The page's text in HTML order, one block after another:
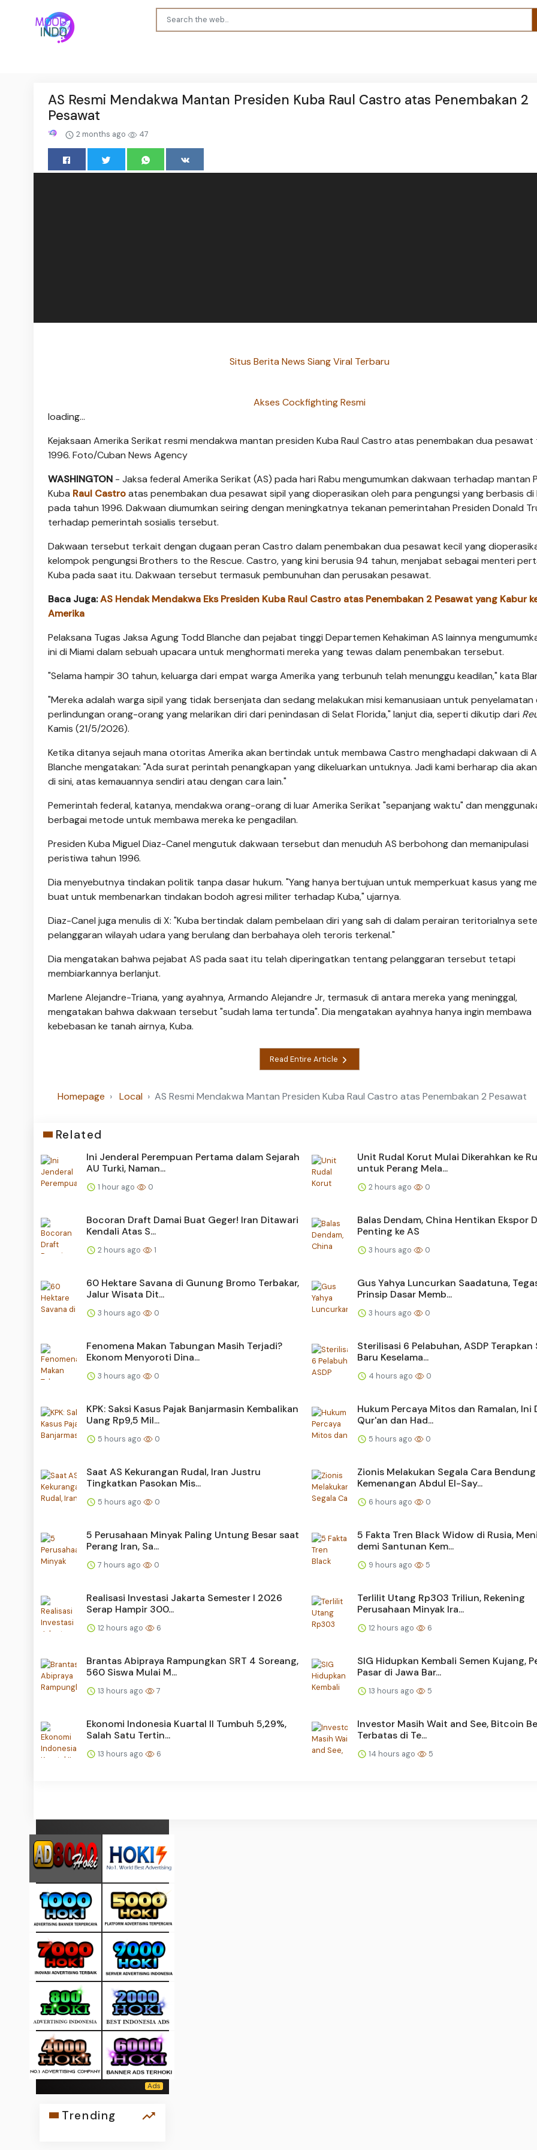
AS Resmi Mendakwa Mantan Presiden Kuba Raul Castro atas Penembakan 2
Pesawat
2 months ago 47
Situs Berita News Siang Viral Terbaru
Akses Cockfighting Resmi
loading...
Kejaksaan Amerika Serikat resmi mendakwa mantan presiden Kuba Raul Castro atas penembakan dua pesawat
1996. Foto/Cuban News Agency
WASHINGTON - Jaksa federal Amerika Serikat (AS) pada hari Rabu mengumumkan dakwaan terhadap mantan
Kuba Raul Castroatas penembakan dua pesawat sipil yang dioperasikan oleh para pengungsi yang berbasis di
pada tahun 1996. Dakwaan diumumkan seiring dengan meningkatnya tekanan pemerintahan Presiden Donald
terhadap pemerintah sosialis tersebut.
Dakwaan tersebut terkait dengan dugaan peran Castro dalam penembakan dua pesawat kecil yang
kelompok pengungsi Brothers to the Rescue. Castro, yang kini berusia 94 tahun, menjabat sebagai menteri
Kuba pada saat itu. Dakwaan tersebut termasuk pembunuhan dan perusakan pesawat.
Baca Juga:AS Hendak Mendakwa Eks Presiden Kuba Raul Castro atas Penembakan 2 Pesawat yang Kabur
Amerika
Pelaksana Tugas Jaksa Agung Todd Blanche dan pejabat tinggi Departemen Kehakiman AS lainnya
ini di Miami dalam sebuah upacara untuk menghormati mereka yang tewas dalam penembakan tersebut.
"Selama hampir 30 tahun, keluarga dari empat warga Amerika yang terbunuh telah menunggu keadilan," kata
"Mereka adalah warga sipil yang tidak bersenjata dan sedang melakukan misi kemanusiaan untuk penyelamatan
perlindungan orang-orang yang melarikan diri dari penindasan di Selat Florida," lanjut dia, seperti dikutip dari
Kamis (21/5/2026).
Ketika ditanya sejauh mana otoritas Amerika akan bertindak untuk membawa Castro menghadapi dakwaan di
Blanche mengatakan: "Ada surat perintah penangkapan yang dikeluarkan untuknya. Jadi kami berharap dia
di sini, atas kemauannya sendiri atau dengan cara lain."
Pemerintah federal, katanya, mendakwa orang-orang di luar Amerika Serikat "sepanjang waktu" dan
berbagai metode untuk membawa mereka ke pengadilan.
Presiden Kuba Miguel Diaz-Canel mengutuk dakwaan tersebut dan menuduh AS berbohong dan memanipulasi
peristiwa tahun 1996.
Dia menyebutnya tindakan politik tanpa dasar hukum. "Yang hanya bertujuan untuk memperkuat kasus yang
buat untuk membenarkan tindakan bodoh agresi militer terhadap Kuba," ujarnya.
Diaz-Canel juga menulis di X: "Kuba bertindak dalam pembelaan diri yang sah di dalam perairan teritorialnya
pelanggaran wilayah udara yang berulang dan berbahaya oleh teroris terkenal."
Dia mengatakan bahwa pejabat AS pada saat itu telah diperingatkan tentang pelanggaran tersebut tetapi
membiarkannya berlanjut.
Marlene Alejandre-Triana, yang ayahnya, Armando Alejandre Jr, termasuk di antara mereka yang meninggal,
mengatakan bahwa dakwaan tersebut "sudah lama tertunda". Dia mengatakan ayahnya hanya ingin membawa
kebebasan ke tanah airnya, Kuba.
Read Entire Article
Homepage Local AS Resmi Mendakwa Mantan Presiden Kuba Raul Castro atas Penembakan 2 Pesawat
Related
Ini Jenderal Perempuan Pertama dalam Sejarah
AU Turki, Naman...
1 hour ago 0
Unit Rudal Korut Mulai Dikerahkan ke
untuk Perang Mela...
2 hours ago 0
Bocoran Draft Damai Buat Geger! Iran Ditawari
Kendali Atas S...
2 hours ago 1
Balas Dendam, China Hentikan Ekspor
Penting ke AS
3 hours ago 0
60 Hektare Savana di Gunung Bromo Terbakar,
Jalur Wisata Dit...
3 hours ago 0
Gus Yahya Luncurkan Saadatuna,
Prinsip Dasar Memb...
3 hours ago 0
Fenomena Makan Tabungan Masih Terjadi?
Ekonom Menyoroti Dina...
3 hours ago 0
Sterilisasi 6 Pelabuhan, ASDP
Baru Keselama...
4 hours ago 0
KPK: Saksi Kasus Pajak Banjarmasin Kembalikan
Uang Rp9,5 Mil...
5 hours ago 0
Hukum Percaya Mitos dan Ramalan, Ini
Qur'an dan Had...
5 hours ago 0
Saat AS Kekurangan Rudal, Iran Justru
Tingkatkan Pasokan Mis...
5 hours ago 0
Zionis Melakukan Segala Cara Bendung
Kemenangan Abdul El-Say...
6 hours ago 0
5 Perusahaan Minyak Paling Untung Besar saat
Perang Iran, Sa...
7 hours ago 0
5 Fakta Tren Black Widow di Rusia,
demi Santunan Kem...
9 hours ago 5
Realisasi Investasi Jakarta Semester I 2026
Serap Hampir 300...
12 hours ago 6
Terlilit Utang Rp303 Triliun, Rekening
Perusahaan Minyak Ira...
12 hours ago 6
Brantas Abipraya Rampungkan SRT 4 Soreang,
560 Siswa Mulai M...
13 hours ago 7
SIG Hidupkan Kembali Semen Kujang,
Pasar di Jawa Bar...
13 hours ago 5
Ekonomi Indonesia Kuartal II Tumbuh 5,29%,
Salah Satu Tertin...
13 hours ago 6
Investor Masih Wait and See, Bitcoin
Terbatas di Te...
14 hours ago 5
Trending